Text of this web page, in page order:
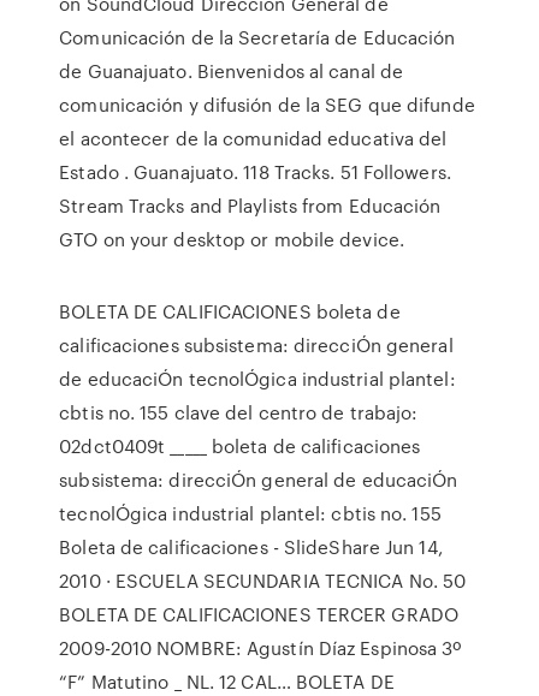
Comunicación de la Secretaría de Educación
de Guanajuato. Bienvenidos al canal de
comunicación y difusión de la SEG que difunde
el acontecer de la comunidad educativa del
Estado . Guanajuato. 118 Tracks. 51 Followers.
Stream Tracks and Playlists from Educación
GTO on your desktop or mobile device.
BOLETA DE CALIFICACIONES boleta de
calificaciones subsistema: direcciÓn general
de educaciÓn tecnolÓgica industrial plantel:
cbtis no. 155 clave del centro de trabajo:
02dct0409t _____ boleta de calificaciones
subsistema: direcciÓn general de educaciÓn
tecnolÓgica industrial plantel: cbtis no. 155
Boleta de calificaciones - SlideShare Jun 14,
2010 · ESCUELA SECUNDARIA TECNICA No. 50
BOLETA DE CALIFICACIONES TERCER GRADO
2009-2010 NOMBRE: Agustín Díaz Espinosa 3º
“F” Matutino _ NL. 12 CAL… BOLETA DE